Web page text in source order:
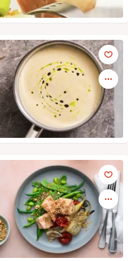
liten kastrull med
lax med bakade